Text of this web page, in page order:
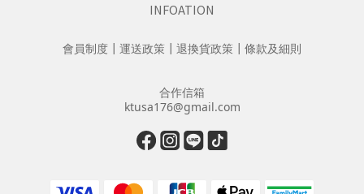
INFOATION
會員制度 ┃ 運送政策 ┃ 退換貨政策 ┃ 條款及細則
合作信箱
ktusa176@gmail.com